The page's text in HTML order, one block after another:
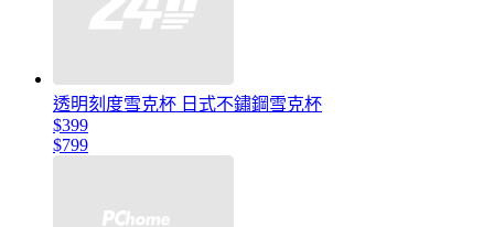
透明刻度雪克杯 日式不鏽鋼雪克杯
$399
$799